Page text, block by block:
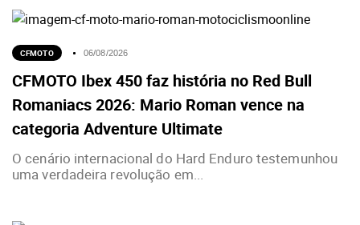
CFMOTO 06/08/2026
CFMOTO Ibex 450 faz história no Red Bull
Romaniacs 2026: Mario Roman vence na
categoria Adventure Ultimate
O cenário internacional do Hard Enduro testemunhou
uma verdadeira revolução em...